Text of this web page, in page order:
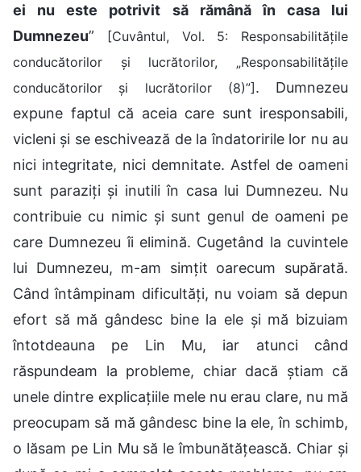
ei nu este potrivit să rămână în casa lui
Dumnezeu” [Cuvântul, Vol. 5: Responsabilitățile
conducătorilor și lucrătorilor, „Responsabilitățile
conducătorilor și lucrătorilor (8)”]. Dumnezeu
expune faptul că aceia care sunt iresponsabili,
vicleni și se eschivează de la îndatoririle lor nu au
nici integritate, nici demnitate. Astfel de oameni
sunt paraziți și inutili în casa lui Dumnezeu. Nu
contribuie cu nimic și sunt genul de oameni pe
care Dumnezeu îi elimină. Cugetând la cuvintele
lui Dumnezeu, m-am simțit oarecum supărată.
Când întâmpinam dificultăți, nu voiam să depun
efort să mă gândesc bine la ele și mă bizuiam
întotdeauna pe Lin Mu, iar atunci când
răspundeam la probleme, chiar dacă știam că
unele dintre explicațiile mele nu erau clare, nu mă
preocupam să mă gândesc bine la ele, în schimb,
o lăsam pe Lin Mu să le îmbunătățească. Chiar și